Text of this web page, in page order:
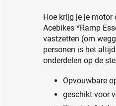
Hoe krijg je je motor
Acebikes *Ramp
vastzetten (om
personen is het
onderdelen op de
Opvouwbare
geschikt voor